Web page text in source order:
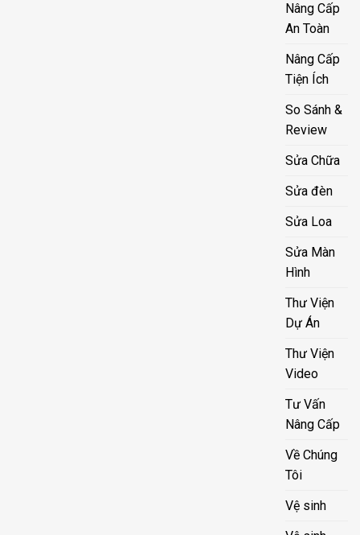
Nâng Cấp
An Toàn
Nâng Cấp
Tiện Ích
So Sánh &
Review
Sửa Chữa
Sửa đèn
Sửa Loa
Sửa Màn
Hình
Thư Viện
Dự Án
Thư Viện
Video
Tư Vấn
Nâng Cấp
Về Chúng
Tôi
Vệ sinh